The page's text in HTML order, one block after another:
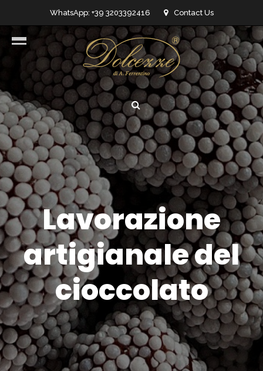
WhatsApp: +39 3203392416 Contact Us
info@dolcezzedicioccolato.it
Lavorazione
artigianale del
cioccolato